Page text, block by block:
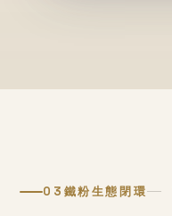
03 鐵粉生態閉環